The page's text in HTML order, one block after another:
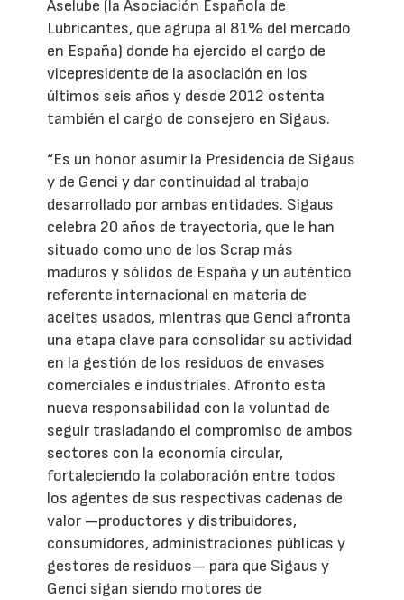
Aselube (la Asociación Española de
Lubricantes, que agrupa al 81% del mercado
en España) donde ha ejercido el cargo de
vicepresidente de la asociación en los
últimos seis años y desde 2012 ostenta
también el cargo de consejero en Sigaus.
“Es un honor asumir la Presidencia de Sigaus
y de Genci y dar continuidad al trabajo
desarrollado por ambas entidades. Sigaus
celebra 20 años de trayectoria, que le han
situado como uno de los Scrap más
maduros y sólidos de España y un auténtico
referente internacional en materia de
aceites usados, mientras que Genci afronta
una etapa clave para consolidar su actividad
en la gestión de los residuos de envases
comerciales e industriales. Afronto esta
nueva responsabilidad con la voluntad de
seguir trasladando el compromiso de ambos
sectores con la economía circular,
fortaleciendo la colaboración entre todos
los agentes de sus respectivas cadenas de
valor —productores y distribuidores,
consumidores, administraciones públicas y
gestores de residuos— para que Sigaus y
Genci sigan siendo motores de